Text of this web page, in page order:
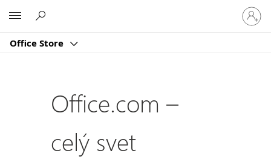
Office Store
sa
k
kontu
Office.com –
celý svet